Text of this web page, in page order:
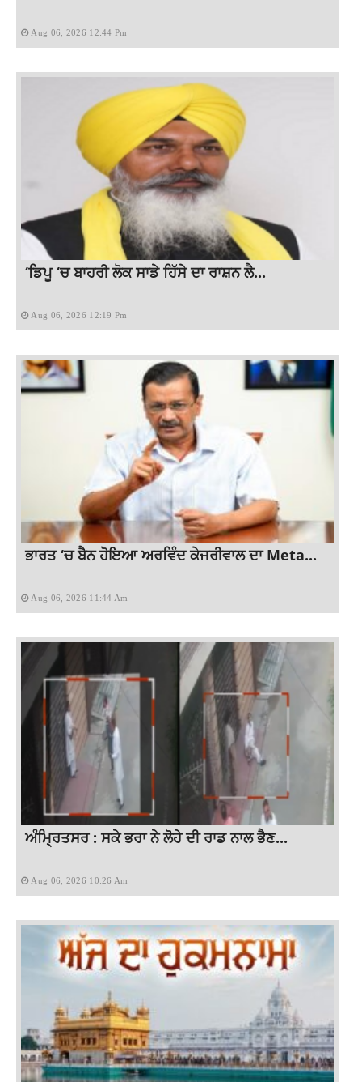
Aug 06, 2026 12:44 Pm
‘ਡਿਪੂ ‘ਚ ਬਾਹਰੀ ਲੋਕ ਸਾਡੇ ਹਿੱਸੇ ਦਾ ਰਾਸ਼ਨ ਲੈ...
Aug 06, 2026 12:19 Pm
ਭਾਰਤ ‘ਚ ਬੈਨ ਹੋਇਆ ਅਰਵਿੰਦ ਕੇਜਰੀਵਾਲ ਦਾ Meta...
Aug 06, 2026 11:44 Am
ਅੰਮ੍ਰਿਤਸਰ : ਸਕੇ ਭਰਾ ਨੇ ਲੋਹੇ ਦੀ ਰਾਡ ਨਾਲ ਭੈਣ...
Aug 06, 2026 10:26 Am